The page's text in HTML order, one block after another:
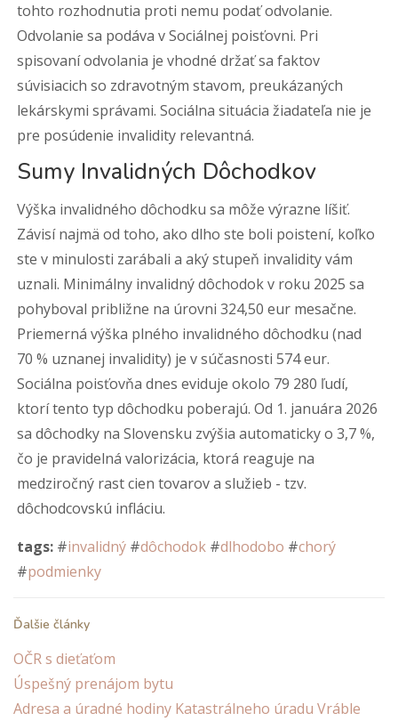
tohto rozhodnutia proti nemu podať odvolanie.
Odvolanie sa podáva v Sociálnej poisťovni. Pri
spisovaní odvolania je vhodné držať sa faktov
súvisiacich so zdravotným stavom, preukázaných
lekárskymi správami. Sociálna situácia žiadateľa nie je
pre posúdenie invalidity relevantná.
Sumy Invalidných Dôchodkov
Výška invalidného dôchodku sa môže výrazne líšiť.
Závisí najmä od toho, ako dlho ste boli poistení, koľko
ste v minulosti zarábali a aký stupeň invalidity vám
uznali. Minimálny invalidný dôchodok v roku 2025 sa
pohyboval približne na úrovni 324,50 eur mesačne.
Priemerná výška plného invalidného dôchodku (nad
70 % uznanej invalidity) je v súčasnosti 574 eur.
Sociálna poisťovňa dnes eviduje okolo 79 280 ľudí,
ktorí tento typ dôchodku poberajú. Od 1. januára 2026
sa dôchodky na Slovensku zvýšia automaticky o 3,7 %,
čo je pravidelná valorizácia, ktorá reaguje na
medziročný rast cien tovarov a služieb - tzv.
dôchodcovskú infláciu.
tags: #invalidný #dôchodok #dlhodobo #chorý
#podmienky
Ďalšie články
OČR s dieťaťom
Úspešný prenájom bytu
Adresa a úradné hodiny Katastrálneho úradu Vráble